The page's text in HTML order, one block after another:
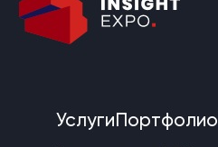
УслугиПортфолио